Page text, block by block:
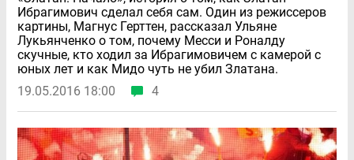
Ибрагимович сделал себя сам. Один из режиссеров
картины, Магнус Герттен, рассказал Ульяне
Лукьянченко о том, почему Месси и Роналду
скучные, кто ходил за Ибрагимовичем с камерой с
юных лет и как Мидо чуть не убил Златана.
19.05.2016 18:00
4